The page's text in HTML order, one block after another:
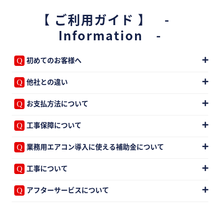
【 ご利用ガイド 】 -
Information -
初めてのお客様へ
他社との違い
お支払方法について
工事保障について
業務用エアコン導入に使える補助金について
工事について
アフターサービスについて